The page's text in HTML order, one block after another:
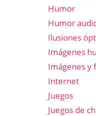
Humor
Humor
Ilusiones
Imágenes
Imágenes y
Internet
Juegos
Juegos de